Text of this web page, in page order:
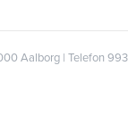
Aalborg | Telefon